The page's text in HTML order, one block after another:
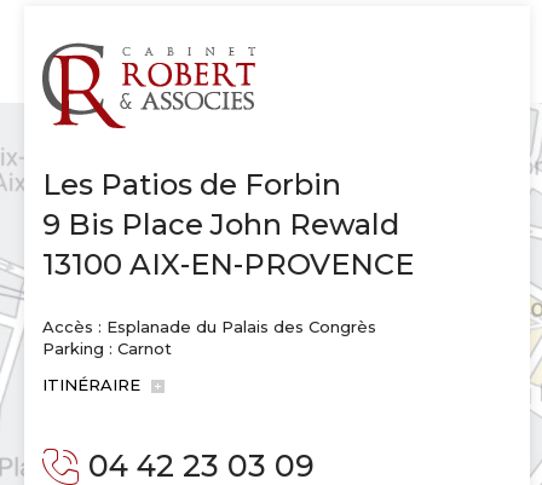
Les Patios de Forbin
9 Bis Place John Rewald
13100 AIX-EN-PROVENCE
Accès : Esplanade du Palais des Congrès
Parking : Carnot
ITINÉRAIRE
04 42 23 03 09